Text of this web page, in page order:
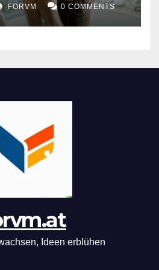
FORVM 0 COMMENTS
Ideen erblühen